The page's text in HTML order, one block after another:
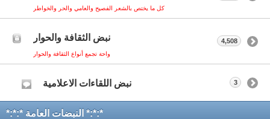
كل ما يختص بالشعر الفصيح والعامي والحر والخواطر
نبض الثقافة والحوار
واحة تجمع أنواع الثقافة والحوار
4,508
نبض اللقاءات الاعلامية 3
*:*:* النبضات العامة *:*:*